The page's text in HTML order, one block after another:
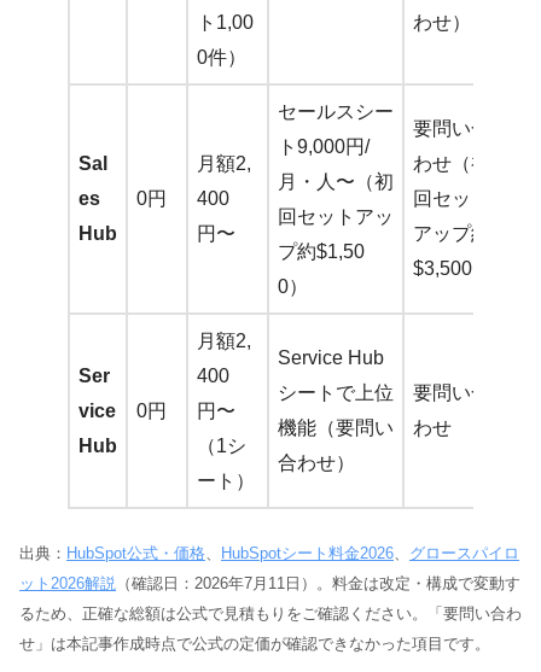
ト1,00
0件）
わせ）
Sal
es
Hub
0円
月額2,
400
円〜
セールスシー
ト9,000円/
月・人〜（初
回セットアッ
プ約$1,50
0）
要問い合
わせ（初
回セット
アップ約
$3,500）
Ser
vice
Hub
0円
月額2,
400
円〜
（1シ
ート）
Service Hub
シートで上位
機能（要問い
合わせ）
要問い合
わせ
出典： HubSpot公式・価格、 HubSpotシート料金2026、 グロースパイロ
ット2026解説 （確認日：2026年7月11日）。料金は改定・構成で変動す
るため、正確な総額は公式で見積もりをご確認ください。「要問い合わ
せ」は本記事作成時点で公式の定価が確認できなかった項目です。